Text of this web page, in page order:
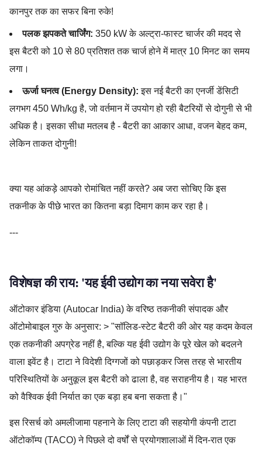
कानपुर तक का सफर बिना रुके!
पलक झपकते चार्जिंग: 350 kW के अल्ट्रा-फास्ट चार्जर की मदद से
इस बैटरी को 10 से 80 प्रतिशत तक चार्ज होने में मात्र 10 मिनट का समय
लगा।
ऊर्जा घनत्व (Energy Density): इस नई बैटरी का एनर्जी डेंसिटी
लगभग 450 Wh/kg है, जो वर्तमान में उपयोग हो रही बैटरियों से दोगुनी से भी
अधिक है। इसका सीधा मतलब है - बैटरी का आकार आधा, वजन बेहद कम,
लेकिन ताकत दोगुनी!
क्या यह आंकड़े आपको रोमांचित नहीं करते? अब जरा सोचिए कि इस
तकनीक के पीछे भारत का कितना बड़ा दिमाग काम कर रहा है।
---
विशेषज्ञ की राय: 'यह ईवी उद्योग का नया सवेरा है'
ऑटोकार इंडिया (Autocar India) के वरिष्ठ तकनीकी संपादक और
ऑटोमोबाइल गुरु के अनुसार: > "सॉलिड-स्टेट बैटरी की ओर यह कदम केवल
एक तकनीकी अपग्रेड नहीं है, बल्कि यह ईवी उद्योग के पूरे खेल को बदलने
वाला इवेंट है। टाटा ने विदेशी दिग्गजों को पछाड़कर जिस तरह से भारतीय
परिस्थितियों के अनुकूल इस बैटरी को ढाला है, वह सराहनीय है। यह भारत
को वैश्विक ईवी निर्यात का एक बड़ा हब बना सकता है।"
इस रिसर्च को अमलीजामा पहनाने के लिए टाटा की सहयोगी कंपनी टाटा
ऑटोकॉम्प (TACO) ने पिछले दो वर्षों से प्रयोगशालाओं में दिन-रात एक